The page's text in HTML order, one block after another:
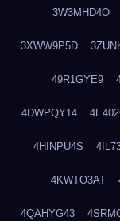
3W3MHD4O
3XWW9P5D
49R1GYE9
4DWPQY14
4HINPU4S
4KWTO3AT
4QAHYG43